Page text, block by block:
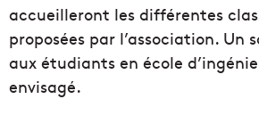
accueilleront les différentes
proposées par l’association. Un
aux étudiants en école
envisagé.